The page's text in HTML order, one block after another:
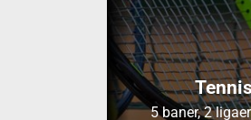
5 baner, 2